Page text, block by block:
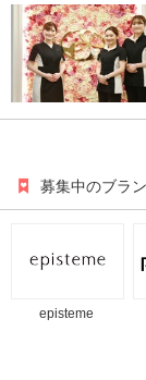
募集中のブラ
episteme